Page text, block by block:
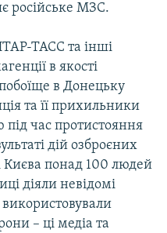
російське МЗС.
ТАСС та інші
в якості
в Донецьку
та її прихильники
під час протистояння
дій озброєних
Києва понад 100 людей
діяли невідомі
– ці медіа та